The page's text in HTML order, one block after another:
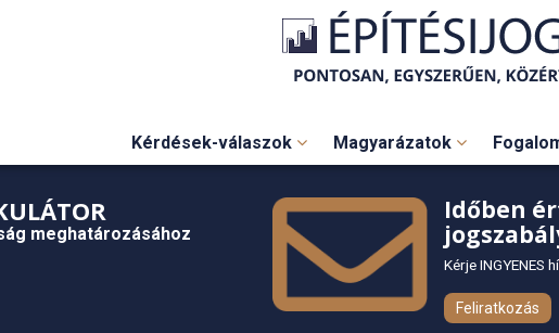
Kérdések-válaszok Magyarázatok
meghatározásához
Időben
Kérje INGYENES
Feliratkozás